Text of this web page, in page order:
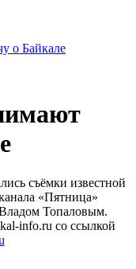
о Байкале
съёмки известной
«Пятница»
Топаловым.
info.ru со ссылкой